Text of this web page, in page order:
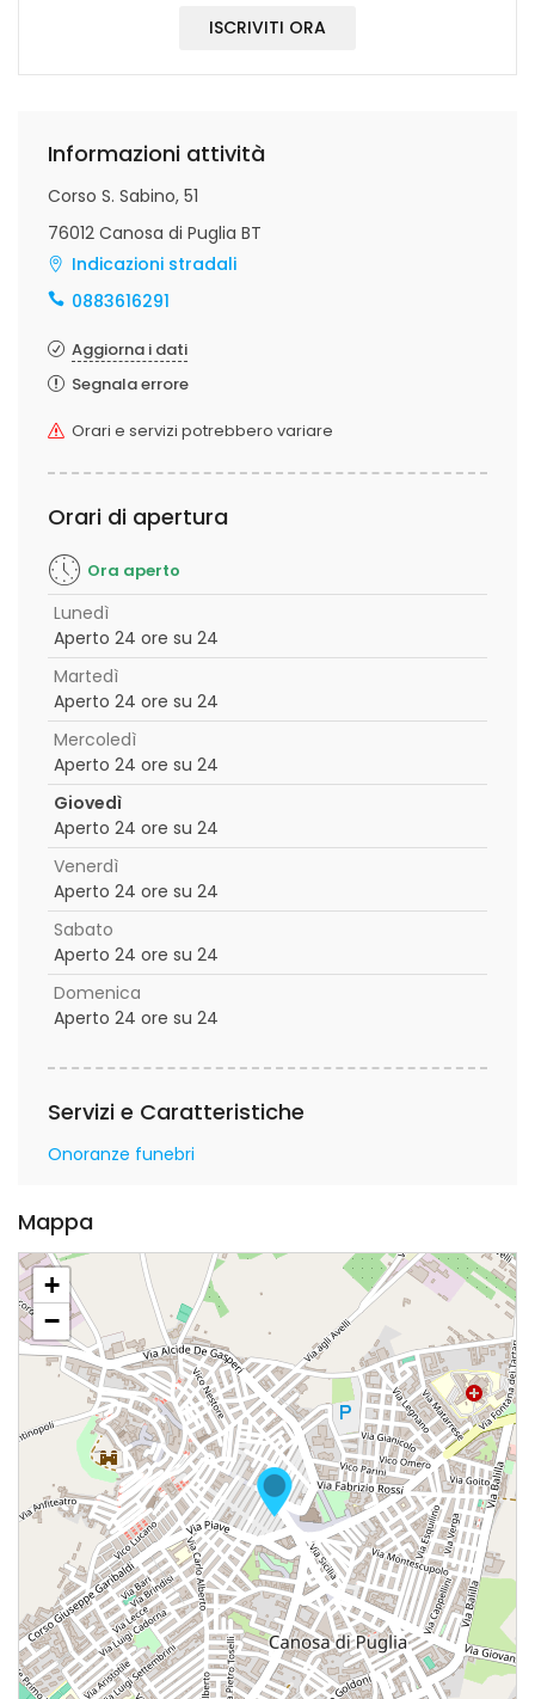
ISCRIVITI ORA
Informazioni attività
Corso S. Sabino, 51
76012 Canosa di Puglia BT
Indicazioni stradali
0883616291
Aggiorna i dati
Segnala errore
Orari e servizi potrebbero variare
Orari di apertura
Ora aperto
Lunedì
Aperto 24 ore su 24
Martedì
Aperto 24 ore su 24
Mercoledì
Aperto 24 ore su 24
Giovedì
Aperto 24 ore su 24
Venerdì
Aperto 24 ore su 24
Sabato
Aperto 24 ore su 24
Domenica
Aperto 24 ore su 24
Servizi e Caratteristiche
Onoranze funebri
Mappa
+
−